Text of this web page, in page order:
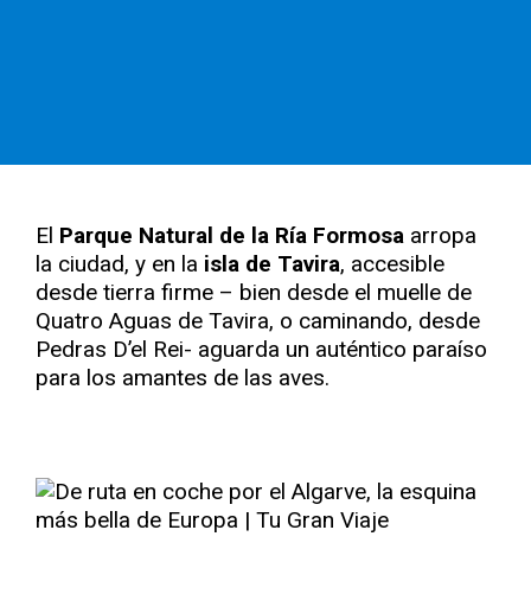
El Parque Natural de la Ría Formosa arropa
la ciudad, y en la isla de Tavira, accesible
desde tierra firme – bien desde el muelle de
Quatro Aguas de Tavira, o caminando, desde
Pedras D’el Rei- aguarda un auténtico paraíso
para los amantes de las aves.